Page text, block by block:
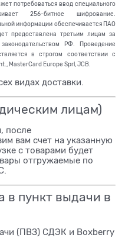
потребоваться ввод специального
256-битное шифрование.
информации обеспечивается ПАО
предоставлена третьим лицам за
РФ. Проведение
в строгом соответствии с
MasterCard Europe Sprl, JCB.
видах доставки.
лицам)
после
вам счет на указанную
с товарами будет
отгружаемые по
в пункт выдачи в
(ПВЗ) СДЭК и Boxberry